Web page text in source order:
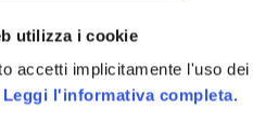
utilizza i cookie
accetti implicitamente l'uso
Leggi l'informativa completa.